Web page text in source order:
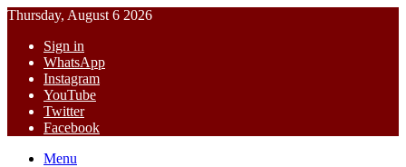
Thursday, August 6 2026
Sign in
WhatsApp
Instagram
YouTube
Twitter
Facebook
Menu